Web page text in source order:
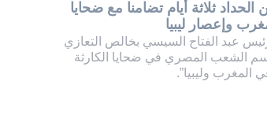
ثلاثة أيام تضامنا مع ضحايا
وإعصار ليبيا
عبد الفتاح السيسي بخالص التعازي
الشعب المصري في ضحايا الكارثة
المغرب وليبيا”.